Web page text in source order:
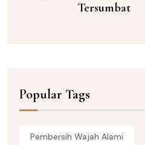
Tersumbat
Popular Tags
Pembersih Wajah Alami